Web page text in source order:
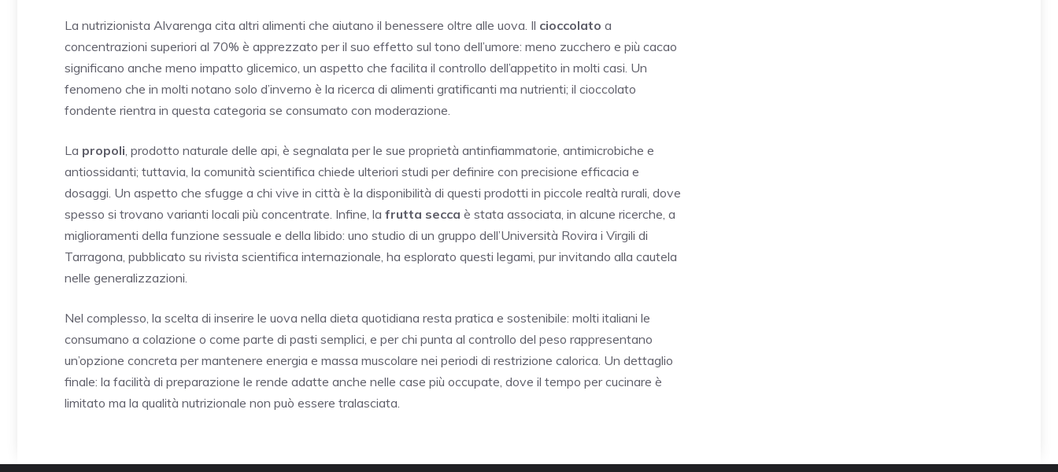
La nutrizionista Alvarenga cita altri alimenti che aiutano il benessere oltre alle uova. Il cioccolato a
concentrazioni superiori al 70% è apprezzato per il suo effetto sul tono dell’umore: meno zucchero e più cacao
significano anche meno impatto glicemico, un aspetto che facilita il controllo dell’appetito in molti casi. Un
fenomeno che in molti notano solo d’inverno è la ricerca di alimenti gratificanti ma nutrienti; il cioccolato
fondente rientra in questa categoria se consumato con moderazione.
La propoli, prodotto naturale delle api, è segnalata per le sue proprietà antinfiammatorie, antimicrobiche e
antiossidanti; tuttavia, la comunità scientifica chiede ulteriori studi per definire con precisione efficacia e
dosaggi. Un aspetto che sfugge a chi vive in città è la disponibilità di questi prodotti in piccole realtà rurali, dove
spesso si trovano varianti locali più concentrate. Infine, la frutta secca è stata associata, in alcune ricerche, a
miglioramenti della funzione sessuale e della libido: uno studio di un gruppo dell’Università Rovira i Virgili di
Tarragona, pubblicato su rivista scientifica internazionale, ha esplorato questi legami, pur invitando alla cautela
nelle generalizzazioni.
Nel complesso, la scelta di inserire le uova nella dieta quotidiana resta pratica e sostenibile: molti italiani le
consumano a colazione o come parte di pasti semplici, e per chi punta al controllo del peso rappresentano
un’opzione concreta per mantenere energia e massa muscolare nei periodi di restrizione calorica. Un dettaglio
finale: la facilità di preparazione le rende adatte anche nelle case più occupate, dove il tempo per cucinare è
limitato ma la qualità nutrizionale non può essere tralasciata.